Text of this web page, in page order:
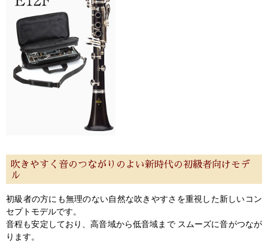
吹きやすく音のつながりのよい新時代の初級者向けモデ
ル
初級者の方にも無理のない自然な吹きやすさを重視した新しいコン
セプトモデルです。
音程も安定しており、高音域から低音域まで スムーズに音がつなが
ります。